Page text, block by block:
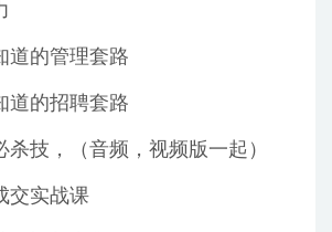
道的管理套路
道的招聘套路
杀技，（音频，视频版一起）
交实战课